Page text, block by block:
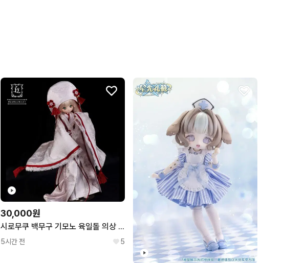
30,000원
시로무쿠 백무구 기모노 육일돌 의상 azone 아존 오비츠 랜덤구관
5시간 전 5